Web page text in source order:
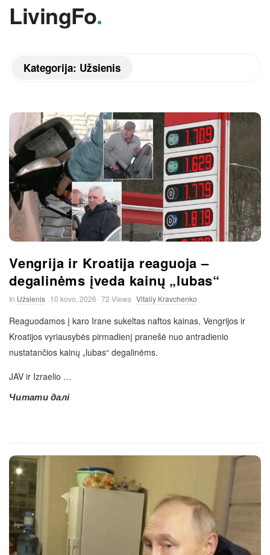
LivingFo.
Kategorija: Užsienis
Vengrija ir Kroatija reaguoja –
degalinėms įveda kainų „lubas“
In Užsienis 10 kovo, 2026 72 Views Vitaliy Kravchenko
Reaguodamos į karo Irane sukeltas naftos kainas, Vengrijos ir
Kroatijos vyriausybės pirmadienį pranešė nuo antradienio
nustatančios kainų „lubas“ degalinėms.
JAV ir Izraelio …
Читати далі